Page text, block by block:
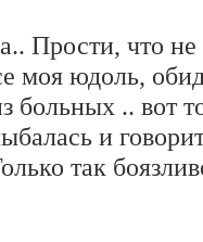
Прости, что не
моя юдоль,
больных .. вот
и
так